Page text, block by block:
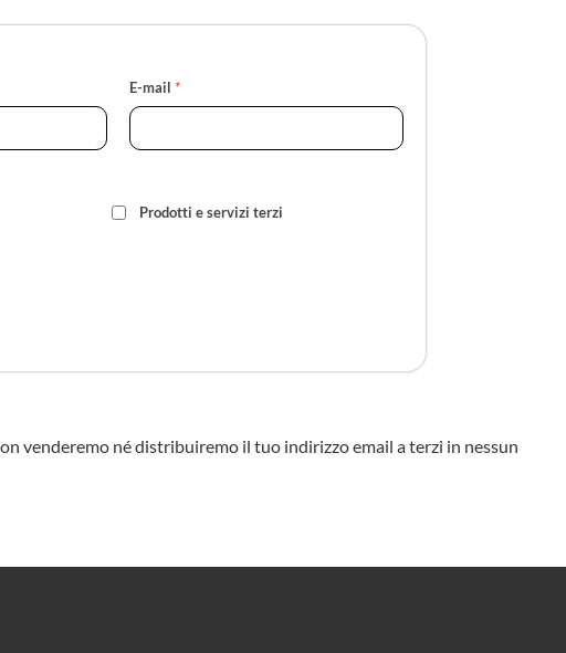
E-mail *
Prodotti e servizi terzi
venderemo né distribuiremo il tuo indirizzo email a terzi in nessun